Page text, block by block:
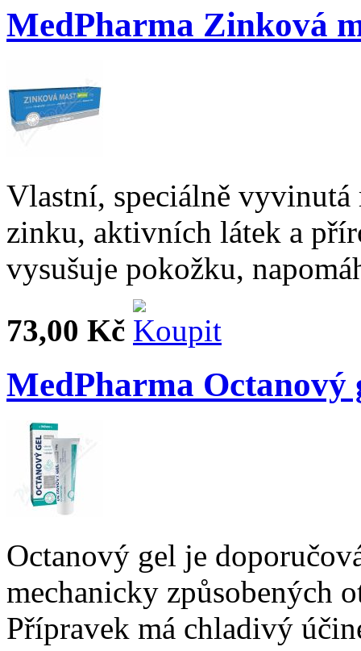
MedPharma Zinková
Vlastní, speciálně vyvinutá
zinku, aktivních látek a
vysušuje pokožku,
73,00 Kč
MedPharma Octanový
Octanový gel je
mechanicky způsobených
Přípravek má chladivý